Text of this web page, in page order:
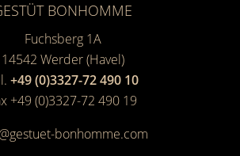
BONHOMME
Fuchsberg 1A
14542 Werder (Havel)
+49 (0)3327-72 490 10
+49 (0)3327-72 490 19
bonhomme.com